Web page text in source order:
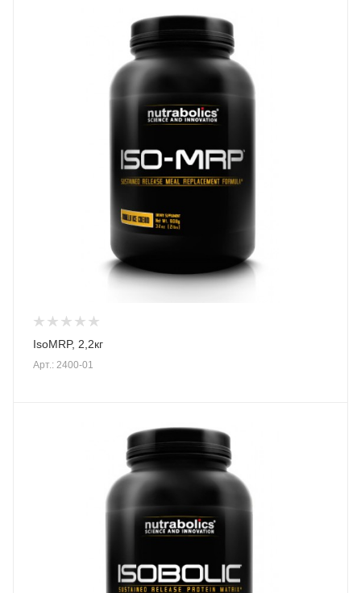
IsoMRP, 2,2кг
Арт.: 2400-01